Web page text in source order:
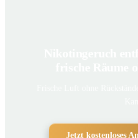
Jetzt kostenloses